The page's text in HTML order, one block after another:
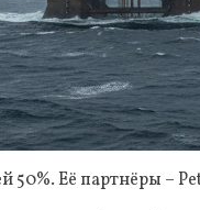
50%. Её партнёры –